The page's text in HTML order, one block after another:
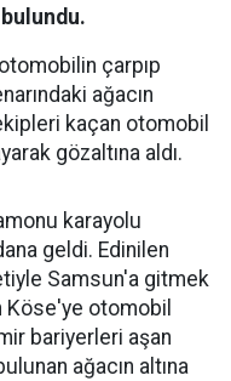
bulundu.
çarpıp
ağacın
kaçan otomobil
gözaltına aldı.
karayolu
geldi. Edinilen
Samsun'a gitmek
Köse'ye otomobil
bariyerleri aşan
ağacın altına